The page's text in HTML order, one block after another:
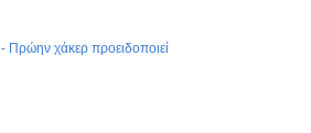
Πρώην χάκερ προειδοποιεί